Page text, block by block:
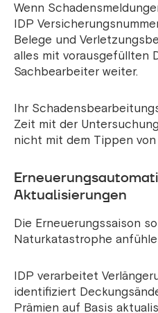
Wenn
IDP
Belege und
alles mit vorausgefüllten
Sachbearbeiter weiter.
Ihr
Zeit mit der
nicht mit dem Tippen von
Aktualisierungen
Die Erneuerungssaison
Naturkatastrophe
IDP verarbeitet
identifiziert
Prämien auf Basis